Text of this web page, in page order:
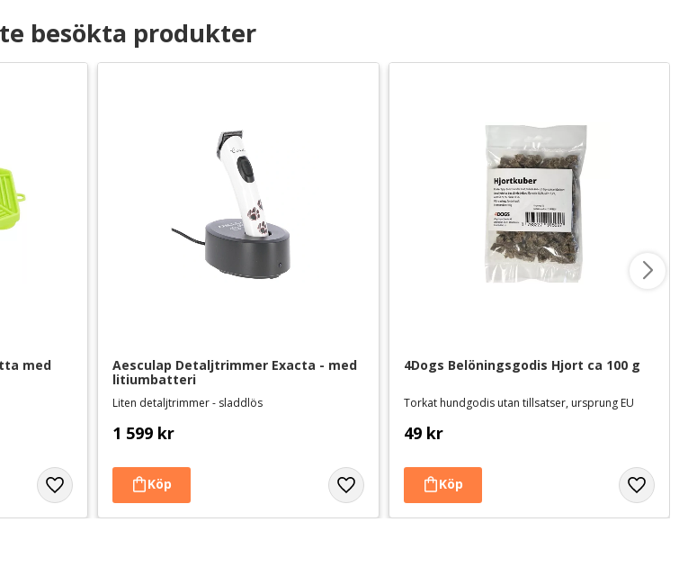
besökta produkter
med
Aesculap Detaljtrimmer Exacta - med
litiumbatteri
Liten detaljtrimmer - sladdlös
1 599 kr
4Dogs Belöningsgodis Hjort ca 100 g
Torkat hundgodis utan tillsatser, ursprung EU
49 kr